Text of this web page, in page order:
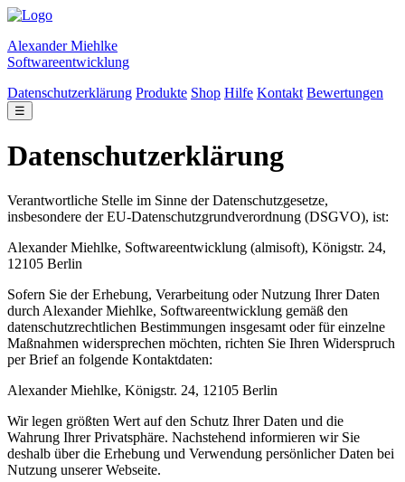
Alexander Miehlke
Softwareentwicklung
Datenschutzerklärung Produkte Shop Hilfe Kontakt Bewertungen
☰
Datenschutzerklärung
Verantwortliche Stelle im Sinne der Datenschutzgesetze,
insbesondere der EU-Datenschutzgrundverordnung (DSGVO), ist:
Alexander Miehlke, Softwareentwicklung (almisoft), Königstr. 24,
12105 Berlin
Sofern Sie der Erhebung, Verarbeitung oder Nutzung Ihrer Daten
durch Alexander Miehlke, Softwareentwicklung gemäß den
datenschutzrechtlichen Bestimmungen insgesamt oder für einzelne
Maßnahmen widersprechen möchten, richten Sie Ihren Widerspruch
per Brief an folgende Kontaktdaten:
Alexander Miehlke, Königstr. 24, 12105 Berlin
Wir legen größten Wert auf den Schutz Ihrer Daten und die
Wahrung Ihrer Privatsphäre. Nachstehend informieren wir Sie
deshalb über die Erhebung und Verwendung persönlicher Daten bei
Nutzung unserer Webseite.